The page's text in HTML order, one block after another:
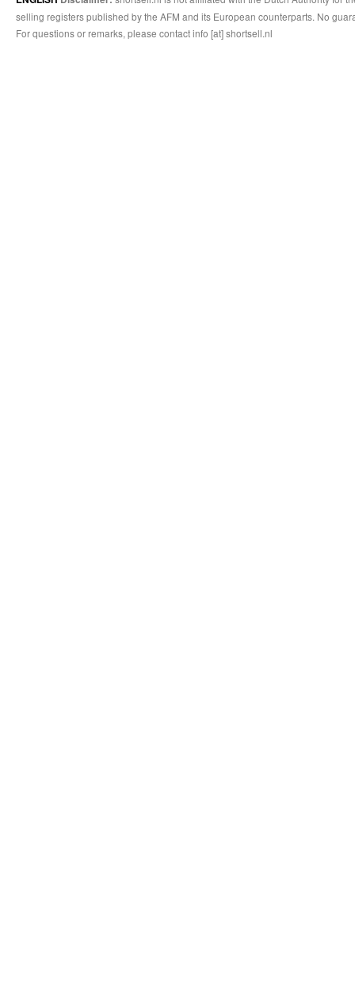
selling registers published by the AFM and its European counterparts. No
For questions or remarks, please contact info [at] shortsell.nl